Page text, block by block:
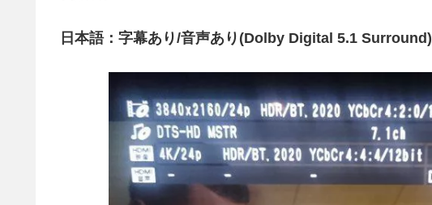
日本語：字幕あり/音声あり(Dolby Digital 5.1 Surround)